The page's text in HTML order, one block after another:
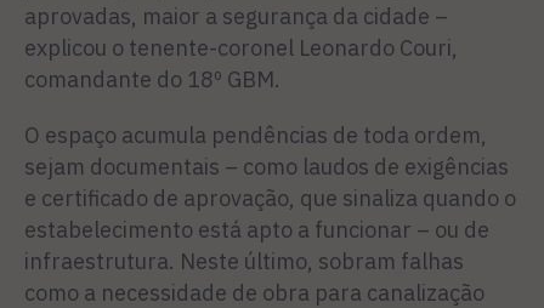
aprovadas, maior a segurança da cidade –
explicou o tenente-coronel Leonardo Cou­ri,
comandante do 18º GBM.
O espaço acumula pendências de toda ordem,
sejam documen­tais – como laudos de exigências
e certificado de aprovação, que sinaliza quando o
estabeleci­mento está apto a funcionar – ou de
infraestrutura. Neste último, sobram falhas
como a necessi­dade de obra para canalização